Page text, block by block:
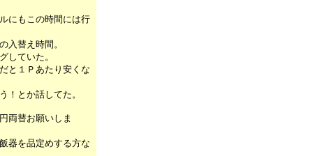
にもこの時間には行
入替え時間。
していた。
と１Ｐあたり安くな
！とか話してた。
両替お願いしま
器を品定めする方な